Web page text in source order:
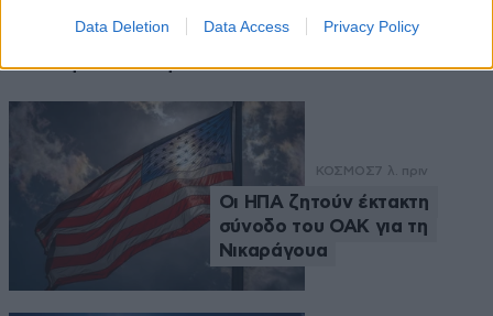
Data Deletion Data Access Privacy Policy
ΚΟΣΜΟΣ7 λ. πριν
Οι ΗΠΑ ζητούν έκτακτη
σύνοδο του ΟΑΚ για τη
Νικαράγουα